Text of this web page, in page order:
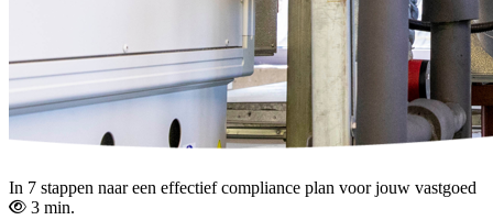
In 7 stappen naar een effectief compliance plan voor jouw vastgoed
3 min.